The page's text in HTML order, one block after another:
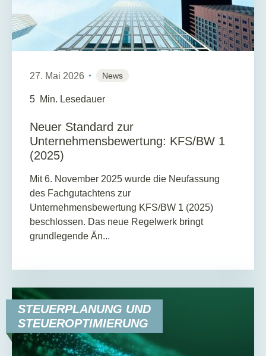
27. Mai 2026 News
5 Min. Lesedauer
Neuer Standard zur
Unternehmensbewertung: KFS/BW 1
(2025)
Mit 6. November 2025 wurde die Neufassung
des Fachgutachtens zur
Unternehmensbewertung KFS/BW 1 (2025)
beschlossen. Das neue Regelwerk bringt
grundlegende Än...
STEUERPLANUNG UND
STEUEROPTIMIERUNG